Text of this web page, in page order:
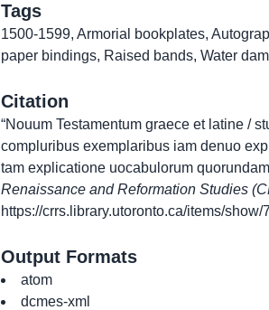
Tags
1500-1599, Armorial bookplates,
paper bindings, Raised bands, Water
Citation
“Nouum Testamentum graece et latine /
compluribus exemplaribus iam denuo
tam explicatione uocabulorum
Renaissance and Reformation Studies
https://crrs.library.utoronto.ca/items/show/
Output Formats
atom
dcmes-xml